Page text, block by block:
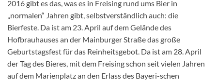
2016 gibt es das, was es in Freising rund ums Bier in
„normalen“ Jahren gibt, selbstverständlich auch: die
Bierfeste. Da ist am 23. April auf dem Gelände des
Hofbrauhauses an der Mainburger Straße das große
Geburtstagsfest für das Reinheitsgebot. Da ist am 28. April
der Tag des Bieres, mit dem Freising schon seit vielen Jahren
auf dem Marienplatz an den Erlass des Bayeri-schen